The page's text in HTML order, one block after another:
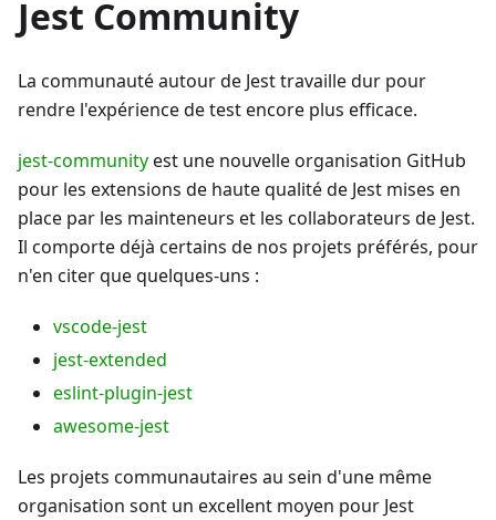
Jest Community
La communauté autour de Jest travaille dur pour
rendre l'expérience de test encore plus efficace.
jest-communityest une nouvelle organisation GitHub
pour les extensions de haute qualité de Jest mises en
place par les mainteneurs et les collaborateurs de Jest.
Il comporte déjà certains de nos projets préférés, pour
n'en citer que quelques-uns :
vscode-jest
jest-extended
eslint-plugin-jest
awesome-jest
Les projets communautaires au sein d'une même
organisation sont un excellent moyen pour Jest